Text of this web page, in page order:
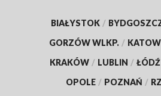
BIAŁYSTOK /
GORZÓW WLKP. /
KRAKÓW / LUBLIN / ŁÓDŹ
OPOLE / POZNAŃ /